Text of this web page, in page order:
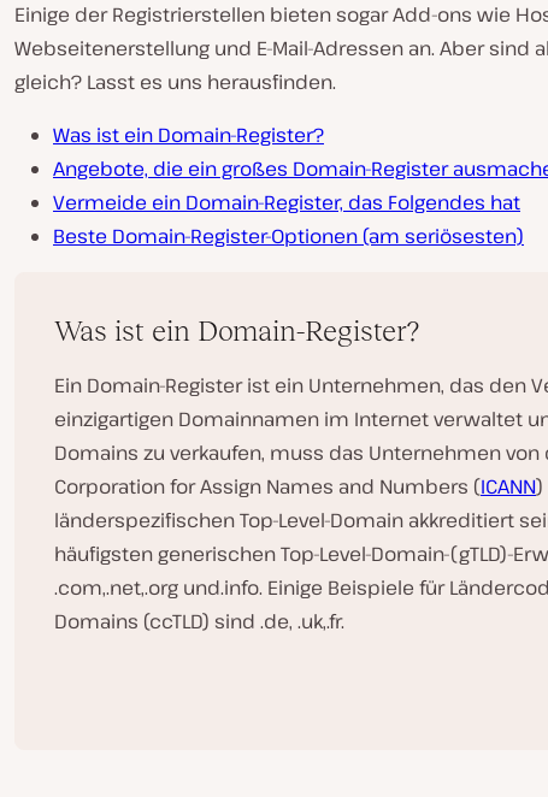
Einige der Registrierstellen bieten sogar Add-ons wie
Webseitenerstellung und E-Mail-Adressen an. Aber sind
gleich? Lasst es uns herausfinden.
Was ist ein Domain-Register?
Angebote, die ein großes Domain-Register
Vermeide ein Domain-Register, das Folgendes hat
Beste Domain-Register-Optionen (am seriösesten)
Was ist ein Domain-Register?
Ein Domain-Register ist ein Unternehmen, das den
einzigartigen Domainnamen im Internet verwaltet
Domains zu verkaufen, muss das Unternehmen
Corporation for Assign Names and Numbers (ICANN)
länderspezifischen Top-Level-Domain akkreditiert
häufigsten generischen Top-Level-Domain-(gTLD)-
.com,.net,.org und.info. Einige Beispiele für
Domains (ccTLD) sind .de, .uk,.fr.